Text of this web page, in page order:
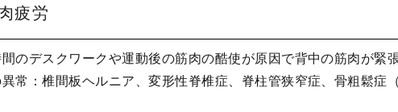
疲労
のデスクワークや運動後の筋肉の酷使が原因で背中の筋肉が緊
常：椎間板ヘルニア、変形性脊椎症、脊柱管狭窄症、骨粗鬆症